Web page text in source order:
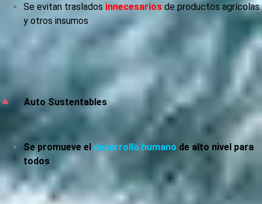
Se evitan traslados innecesarios de productos agrícolas
y otros insumos
.Auto Sustentables
Se promueve el desarrollo humano de alto nivel para
todos